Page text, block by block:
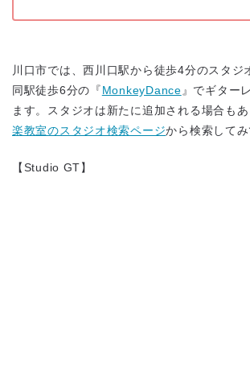
川口市では、西川口駅から徒歩4分のスタジ
同駅徒歩6分の『MonkeyDance』でギター
ます。スタジオは新たに追加される場合もあ
楽教室のスタジオ検索ページから検索してみ
【Studio GT】